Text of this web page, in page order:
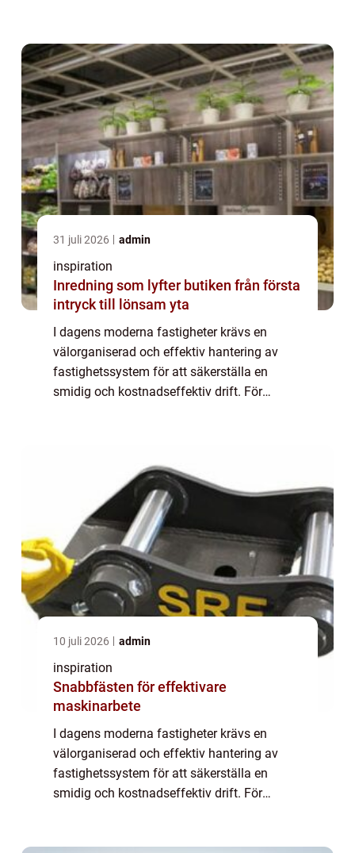
31 juli 2026 admin
inspiration
Inredning som lyfter butiken från första
intryck till lönsam yta
I dagens moderna fastigheter krävs en
välorganiserad och effektiv hantering av
fastighetssystem för att säkerställa en
smidig och kostnadseffektiv drift. För
10 juli 2026 admin
inspiration
Snabbfästen för effektivare
maskinarbete
I dagens moderna fastigheter krävs en
välorganiserad och effektiv hantering av
fastighetssystem för att säkerställa en
smidig och kostnadseffektiv drift. För